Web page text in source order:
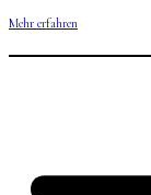
Mehr erfahren